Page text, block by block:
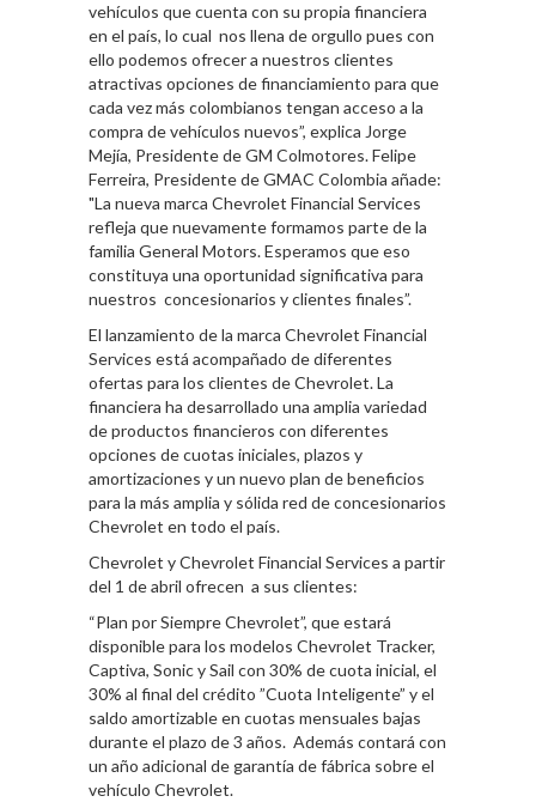
vehículos que cuenta con su propia financiera
en el país, lo cual nos llena de orgullo pues con
ello podemos ofrecer a nuestros clientes
atractivas opciones de financiamiento para que
cada vez más colombianos tengan acceso a la
compra de vehículos nuevos”, explica Jorge
Mejía, Presidente de GM Colmotores. Felipe
Ferreira, Presidente de GMAC Colombia añade:
"La nueva marca Chevrolet Financial Services
refleja que nuevamente formamos parte de la
familia General Motors. Esperamos que eso
constituya una oportunidad significativa para
nuestros concesionarios y clientes finales”.
El lanzamiento de la marca Chevrolet Financial
Services está acompañado de diferentes
ofertas para los clientes de Chevrolet. La
financiera ha desarrollado una amplia variedad
de productos financieros con diferentes
opciones de cuotas iniciales, plazos y
amortizaciones y un nuevo plan de beneficios
para la más amplia y sólida red de concesionarios
Chevrolet en todo el país.
Chevrolet y Chevrolet Financial Services a partir
del 1 de abril ofrecen a sus clientes:
“Plan por Siempre Chevrolet”, que estará
disponible para los modelos Chevrolet Tracker,
Captiva, Sonic y Sail con 30% de cuota inicial, el
30% al final del crédito ”Cuota Inteligente” y el
saldo amortizable en cuotas mensuales bajas
durante el plazo de 3 años. Además contará con
un año adicional de garantía de fábrica sobre el
vehículo Chevrolet.